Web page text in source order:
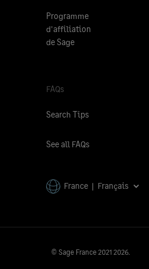
Programme
d'affiliation
de Sage
FAQs
Search Tips
See all FAQs
France | Français
© Sage France 2021 2026.